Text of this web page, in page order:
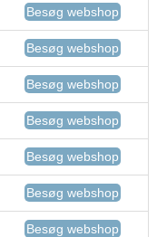
Besøg webshop
Besøg webshop
Besøg webshop
Besøg webshop
Besøg webshop
Besøg webshop
Besøg webshop